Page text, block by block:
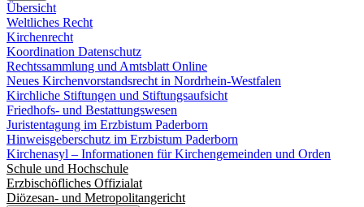
Übersicht
Weltliches Recht
Kirchenrecht
Koordination Datenschutz
Rechtssammlung und Amtsblatt Online
Neues Kirchenvorstandsrecht in Nordrhein-Westfalen
Kirchliche Stiftungen und Stiftungsaufsicht
Friedhofs- und Bestattungswesen
Juristentagung im Erzbistum Paderborn
Hinweisgeberschutz im Erzbistum Paderborn
Kirchenasyl – Informationen für Kirchengemeinden und Orden
Schule und Hochschule
Erzbischöfliches Offizialat
Diözesan- und Metropolitangericht